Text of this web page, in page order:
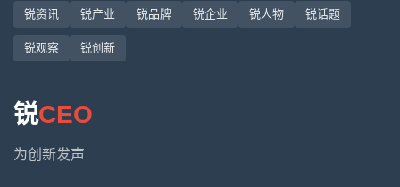
锐资讯 锐产业 锐品牌 锐企业 锐人物 锐话题
锐观察 锐创新
锐CEO
为创新发声